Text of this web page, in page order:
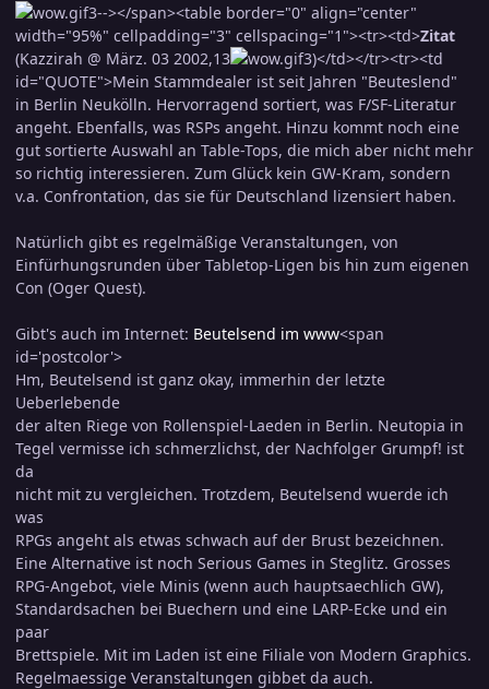
3--></span><table border="0" align="center"
width="95%" cellpadding="3" cellspacing="1"><tr><td>Zitat
(Kazzirah @ März. 03 2002,13
3)</td></tr><tr><td
id="QUOTE">Mein Stammdealer ist seit Jahren "Beuteslend"
in Berlin Neukölln. Hervorragend sortiert, was F/SF-Literatur
angeht. Ebenfalls, was RSPs angeht. Hinzu kommt noch eine
gut sortierte Auswahl an Table-Tops, die mich aber nicht mehr
so richtig interessieren. Zum Glück kein GW-Kram, sondern
v.a. Confrontation, das sie für Deutschland lizensiert haben.
Natürlich gibt es regelmäßige Veranstaltungen, von
Einfürhungsrunden über Tabletop-Ligen bis hin zum eigenen
Con (Oger Quest).
Gibt's auch im Internet: Beutelsend im www<span
id='postcolor'>
Hm, Beutelsend ist ganz okay, immerhin der letzte
Ueberlebende
der alten Riege von Rollenspiel-Laeden in Berlin. Neutopia in
Tegel vermisse ich schmerzlichst, der Nachfolger Grumpf! ist
da
nicht mit zu vergleichen. Trotzdem, Beutelsend wuerde ich
was
RPGs angeht als etwas schwach auf der Brust bezeichnen.
Eine Alternative ist noch Serious Games in Steglitz. Grosses
RPG-Angebot, viele Minis (wenn auch hauptsaechlich GW),
Standardsachen bei Buechern und eine LARP-Ecke und ein
paar
Brettspiele. Mit im Laden ist eine Filiale von Modern Graphics.
Regelmaessige Veranstaltungen gibbet da auch.